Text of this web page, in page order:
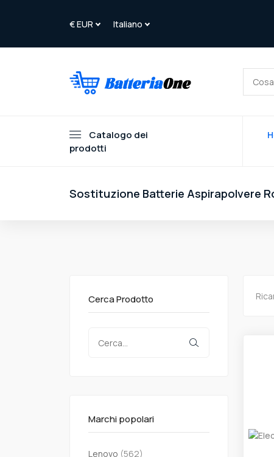
Catalogo dei
prodotti
Sostituzione Batterie Aspirapolvere
Cerca Prodotto
Marchi popolari
Lenovo (562)